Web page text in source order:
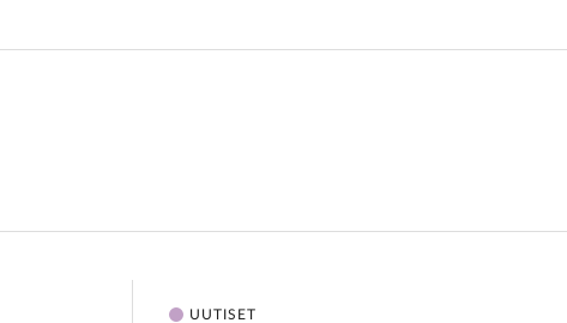
UUTISET